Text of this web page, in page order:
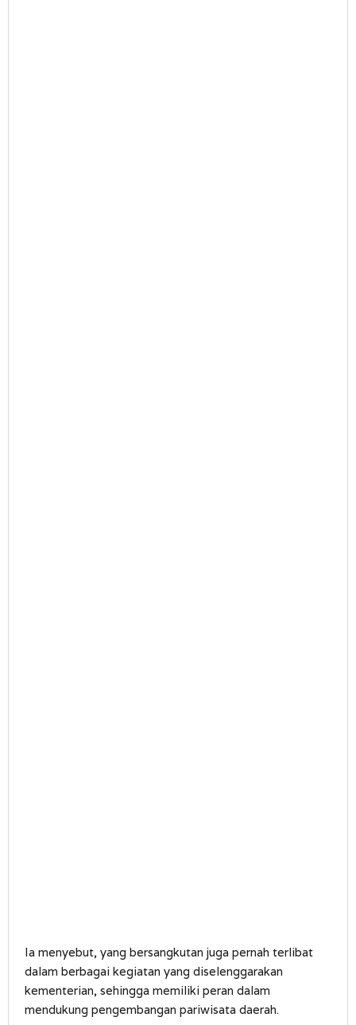
Ia menyebut, yang bersangkutan juga pernah terlibat
dalam berbagai kegiatan yang diselenggarakan
kementerian, sehingga memiliki peran dalam
mendukung pengembangan pariwisata daerah.